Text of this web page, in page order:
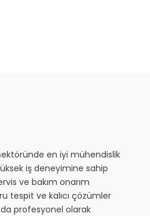
sektöründe en iyi mühendislik
iş deneyimine sahip
ve bakım onarım
tespit ve kalıcı çözümler
profesyonel olarak